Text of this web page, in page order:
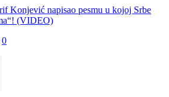
Konjević napisao pesmu u kojoj Srbe
(VIDEO)
0